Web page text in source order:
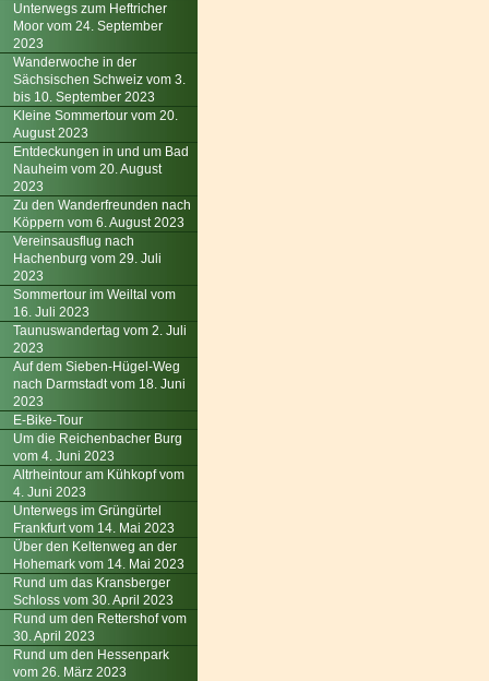
Unterwegs zum Heftricher
Moor vom 24. September
2023
Wanderwoche in der
Sächsischen Schweiz vom 3.
bis 10. September 2023
Kleine Sommertour vom 20.
August 2023
Entdeckungen in und um Bad
Nauheim vom 20. August
2023
Zu den Wanderfreunden nach
Köppern vom 6. August 2023
Vereinsausflug nach
Hachenburg vom 29. Juli
2023
Sommertour im Weiltal vom
16. Juli 2023
Taunuswandertag vom 2. Juli
2023
Auf dem Sieben-Hügel-Weg
nach Darmstadt vom 18. Juni
2023
E-Bike-Tour
Um die Reichenbacher Burg
vom 4. Juni 2023
Altrheintour am Kühkopf vom
4. Juni 2023
Unterwegs im Grüngürtel
Frankfurt vom 14. Mai 2023
Über den Keltenweg an der
Hohemark vom 14. Mai 2023
Rund um das Kransberger
Schloss vom 30. April 2023
Rund um den Rettershof vom
30. April 2023
Rund um den Hessenpark
vom 26. März 2023